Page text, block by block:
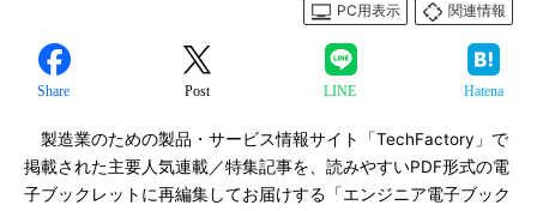
PC用表示
関連情報
Share Post LINE Hatena
製造業のための製品・サービス情報サイト「TechFactory」で
掲載された主要人気連載／特集記事を、読みやすいPDF形式の電
子ブックレットに再編集してお届けする「エンジニア電子ブック